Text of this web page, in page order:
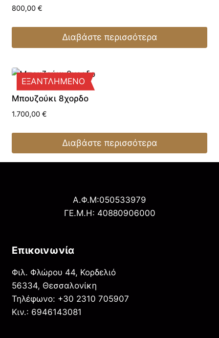
800,00 €
Διαβάστε περισσότερα
ΕΞΑΝΤΛΗΜΕΝΟ
Μπουζούκι 8χορδο
1.700,00 €
Διαβάστε περισσότερα
Α.Φ.Μ:050533979
ΓΕ.Μ.Η: 40880906000
Επικοινωνία
Φιλ. Φλώρου 44, Κορδελιό
56334, Θεσσαλονίκη
Τηλέφωνο: +30 2310 705907
Κιν.: 6946143081